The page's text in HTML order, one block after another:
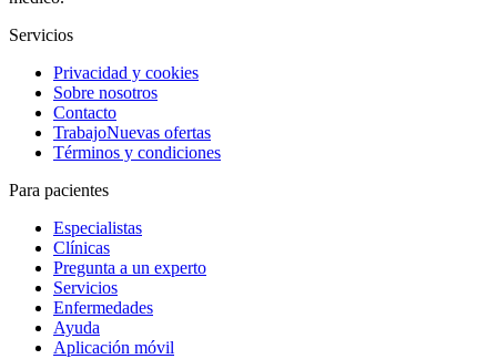
Servicios
Privacidad y cookies
Sobre nosotros
Contacto
TrabajoNuevas ofertas
Términos y condiciones
Para pacientes
Especialistas
Clínicas
Pregunta a un experto
Servicios
Enfermedades
Ayuda
Aplicación móvil